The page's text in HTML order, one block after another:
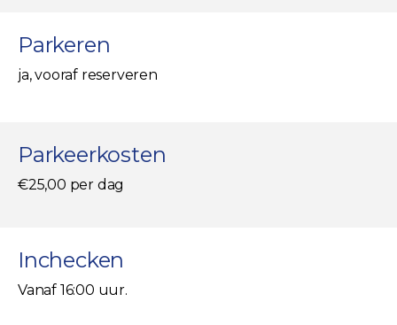
Parkeren
ja, vooraf reserveren
Parkeerkosten
€25,00 per dag
Inchecken
Vanaf 16:00 uur.